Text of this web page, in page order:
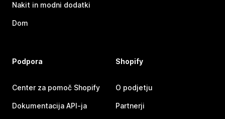
Nakit in modni dodatki
Dom
Podpora
Center za pomoč Shopify
Dokumentacija API-ja
Shopify
O podjetju
Partnerji